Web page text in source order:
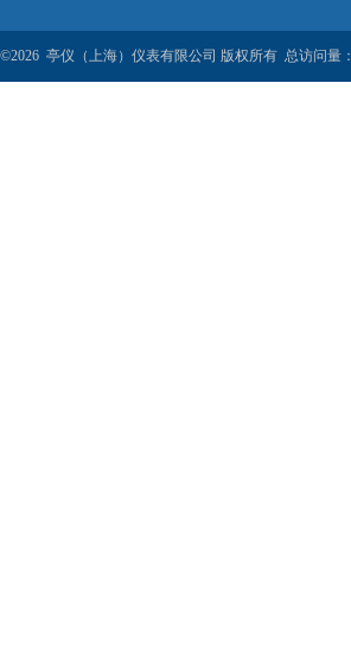
©2026 亭仪（上海）仪表有限公司 版权所有 总访问量：